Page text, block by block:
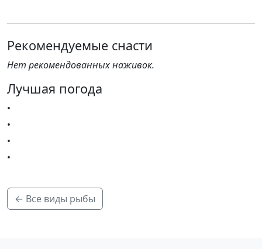
Рекомендуемые снасти
Нет рекомендованных наживок.
Лучшая погода
•
•
•
•
← Все виды рыбы